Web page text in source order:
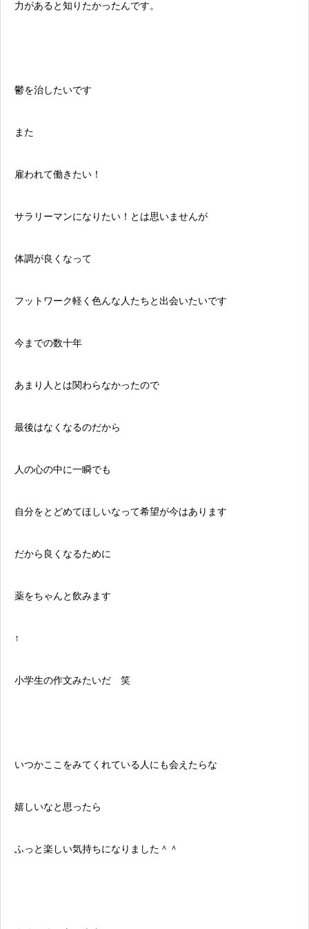
力があると知りたかったんです。
鬱を治したいです
また
雇われて働きたい！
サラリーマンになりたい！とは思いませんが
体調が良くなって
フットワーク軽く色んな人たちと出会いたいです
今までの数十年
あまり人とは関わらなかったので
最後はなくなるのだから
人の心の中に一瞬でも
自分をとどめてほしいなって希望が今はあります
だから良くなるために
薬をちゃんと飲みます
↑
小学生の作文みたいだ 笑
いつかここをみてくれている人にも会えたらな
嬉しいなと思ったら
ふっと楽しい気持ちになりました＾＾